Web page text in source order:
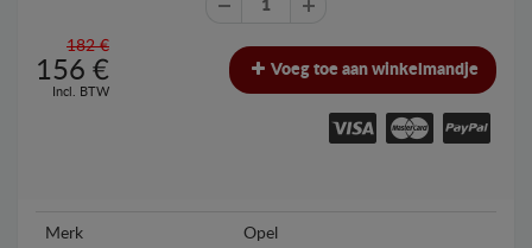
182 €
156 €
Incl. BTW
Voeg toe aan winkelmandje
Merk Opel